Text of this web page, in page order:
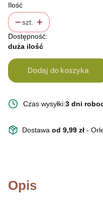
Ilość
szt.
Dostępność:
duża ilość
Dodaj do koszyka
Czas wysyłki:3 dni
Dostawa od 9,99 zł -
Opis